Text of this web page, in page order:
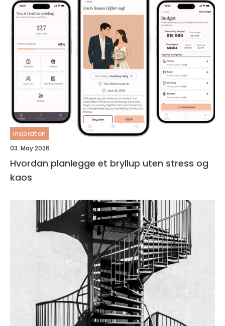
inspiration
03. May 2026
Hvordan planlegge et bryllup uten stress og
kaos